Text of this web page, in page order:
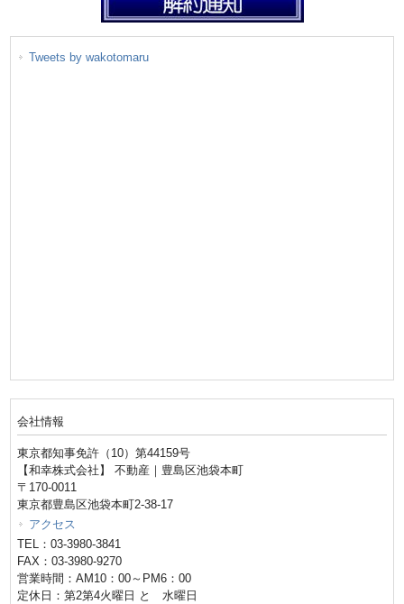
Tweets by wakotomaru
会社情報
東京都知事免許（10）第44159号
【和幸株式会社】 不動産｜豊島区池袋本町
〒170-0011
東京都豊島区池袋本町2-38-17
アクセス
TEL：03-3980-3841
FAX：03-3980-9270
営業時間：AM10：00～PM6：00
定休日：第2第4火曜日 と 水曜日